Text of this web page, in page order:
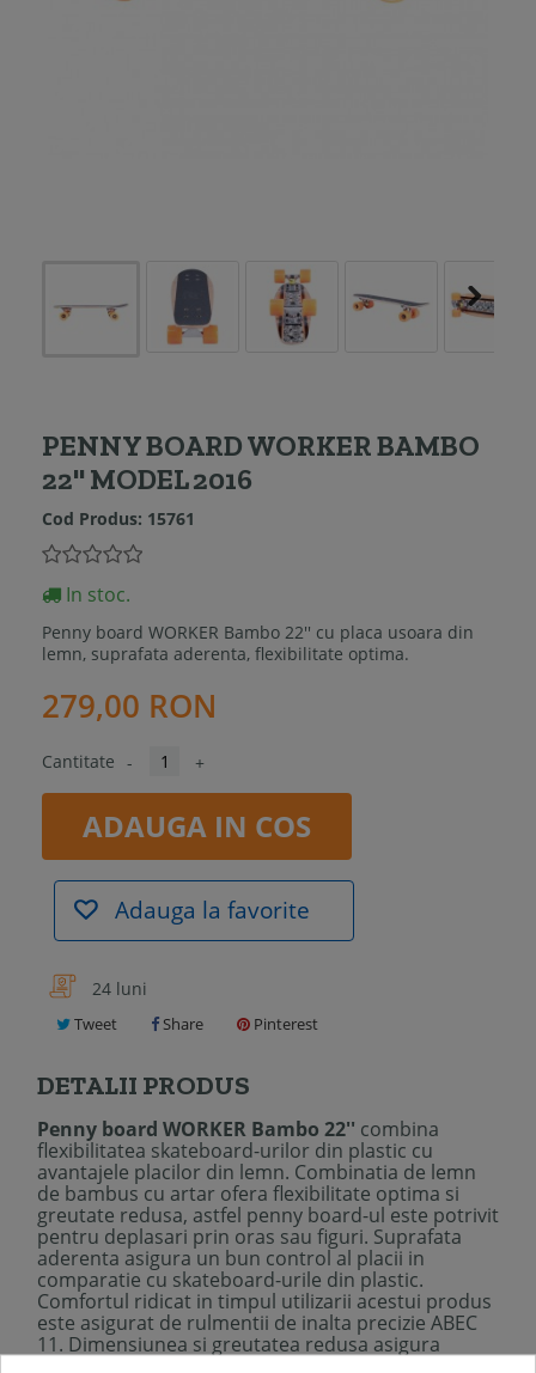
PENNY BOARD WORKER BAMBO
22'' MODEL 2016
Cod Produs: 15761
In stoc.
Penny board WORKER Bambo 22'' cu placa usoara din
lemn, suprafata aderenta, flexibilitate optima.
279,00 RON
Cantitate - +
ADAUGA IN COS
Adauga la favorite
24 luni
Tweet Share Pinterest
DETALII PRODUS
Penny board WORKER Bambo 22'' combina
flexibilitatea skateboard-urilor din plastic cu
avantajele placilor din lemn. Combinatia de lemn
de bambus cu artar ofera flexibilitate optima si
greutate redusa, astfel penny board-ul este potrivit
pentru deplasari prin oras sau figuri. Suprafata
aderenta asigura un bun control al placii in
comparatie cu skateboard-urile din plastic.
Comfortul ridicat in timpul utilizarii acestui produs
este asigurat de rulmentii de inalta precizie ABEC
11. Dimensiunea si greutatea redusa asigura